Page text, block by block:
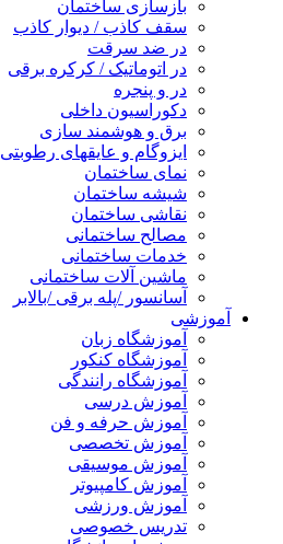
بازسازی ساختمان
سقف کاذب / دیوار کاذب
در ضد سرقت
در اتوماتیک / کرکره برقی
در و پنجره
دکوراسیون داخلی
برق و هوشمند سازی
ایزوگام و عایقهای رطوبتی
نمای ساختمان
شیشه ساختمان
نقاشی ساختمان
مصالح ساختمانی
خدمات ساختمانی
ماشین آلات ساختمانی
آسانسور /پله برقی /بالابر
آموزشی
آموزشگاه زبان
آموزشگاه کنکور
آموزشگاه رانندگی
آموزش درسی
آموزش حرفه و فن
آموزش تخصصی
آموزش موسیقی
آموزش کامپیوتر
آموزش ورزشی
تدریس خصوصی